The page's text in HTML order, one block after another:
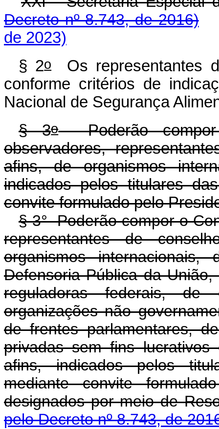
Decreto nº 8.743, de 2016)
de 2023)
§ 2oOs representantes
conforme critérios de
Nacional de Segurança
§ 3oPoderão compor
observadores,
afins, de organismos
indicados pelos titulares
convite formulado pelo
§ 3°Poderão compor o
representantes de
organismos
Defensoria Pública da
reguladoras federais, de
organizações não
de frentes parlamentares,
privadas sem fins
afins, indicados pelos
mediante convite
designados por meio de
pelo Decreto nº 8.743, de